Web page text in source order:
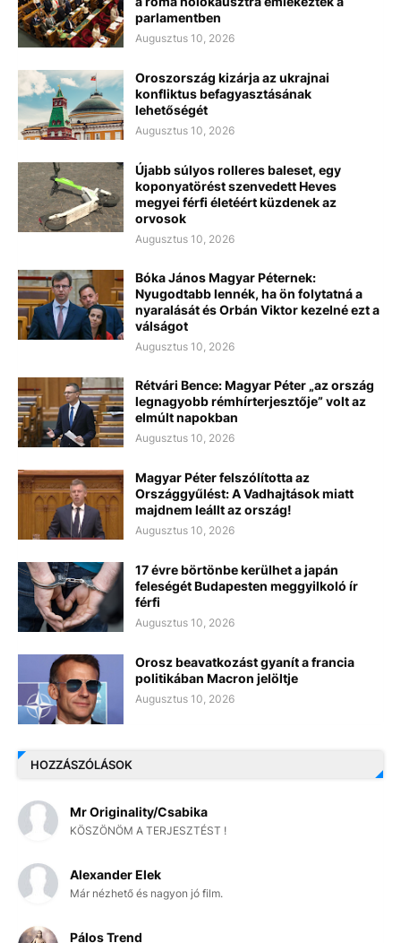
parlamentben
Augusztus 10, 2026
Oroszország kizárja az ukrajnai
konfliktus befagyasztásának
lehetőségét
Augusztus 10, 2026
Újabb súlyos rolleres baleset, egy
koponyatörést szenvedett Heves
megyei férfi életéért küzdenek az
orvosok
Augusztus 10, 2026
Bóka János Magyar Péternek:
Nyugodtabb lennék, ha ön folytatná a
nyaralását és Orbán Viktor kezelné ezt a
válságot
Augusztus 10, 2026
Rétvári Bence: Magyar Péter „az ország
legnagyobb rémhírterjesztője” volt az
elmúlt napokban
Augusztus 10, 2026
Magyar Péter felszólította az
Országgyűlést: A Vadhajtások miatt
majdnem leállt az ország!
Augusztus 10, 2026
17 évre börtönbe kerülhet a japán
feleségét Budapesten meggyilkoló ír
férfi
Augusztus 10, 2026
Orosz beavatkozást gyanít a francia
politikában Macron jelöltje
Augusztus 10, 2026
HOZZÁSZÓLÁSOK
Mr Originality/Csabika
KÖSZÖNÖM A TERJESZTÉST !
Alexander Elek
Már nézhető és nagyon jó film.
Pálos Trend